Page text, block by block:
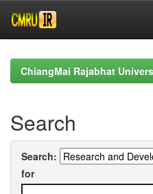
navigationChiangMai Rajabhat
Search
Search:
for